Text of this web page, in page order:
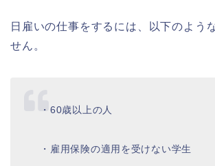
日雇いの仕事をするには、以下のよう
せん。
・60歳以上の人
・雇用保険の適用を受けない学生